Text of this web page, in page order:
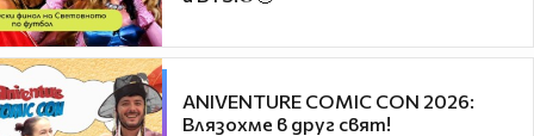
ANIVENTURE COMIC CON 2026:
Влязохме в друг свят!